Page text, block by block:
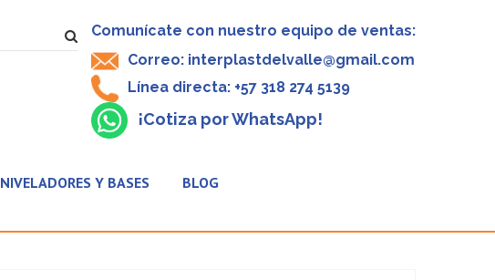
Comunícate con nuestro equipo de ventas:
Correo: interplastdelvalle@gmail.com
Línea directa: +57 318 274 5139
¡Cotiza por WhatsApp!
NIVELADORES Y BASES BLOG